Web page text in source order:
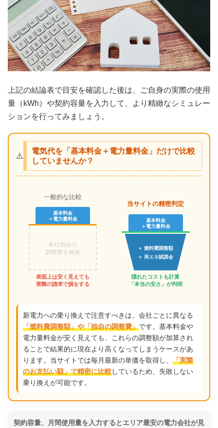
上記の結論表で目安を確認した後は、ご自身の実際の使用
量（kWh）や契約容量を入力して、より精緻なシミュレー
ションを行ってみましょう。
⚠️
電気代を「基本料金＋電力量料金」だけで比較
していませんか？
一般的な比較
基本料金
＋電力量料金
各社独自の
調整費を無視
表面上は安く見えても
実際の請求で損をする
当サイトの精密判定
基本料金
＋電力量料金
＋ 燃料費調整額
＋ 再エネ賦課金
隠れたコストも計算
「本当の安さ」が判明
新電力への乗り換えで注意すべきは、会社ごとに異なる
「燃料費調整額」や「独自の調整費」です。基本料金や
電力量料金が安く見えても、これらの調整額が加算され
ることで結果的に現在より高くなってしまうケースがあ
ります。当サイトでは毎月最新の単価を取得し、 「実際
のお支払い額」で精密に比較しているため、失敗しない
乗り換えが可能です。
契約容量、月間使用量を入力するとエリア最安の電力会社が見